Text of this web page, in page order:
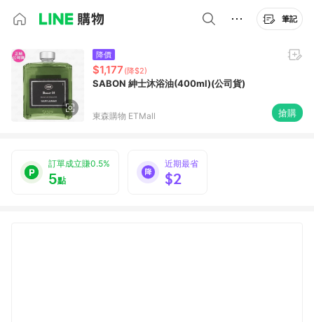
筆記
降價
$1,177 (降$2)
SABON 紳士沐浴油(400ml)(公司貨)
東森購物 ETMall 搶購
訂單成立賺0.5%
5點
近期最省
$2